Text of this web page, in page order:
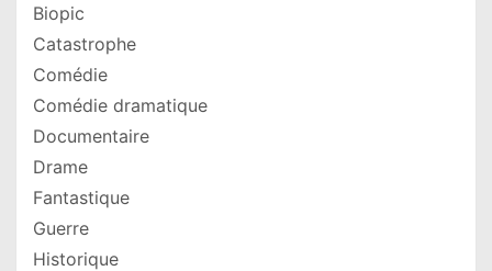
Biopic
Catastrophe
Comédie
Comédie dramatique
Documentaire
Drame
Fantastique
Guerre
Historique